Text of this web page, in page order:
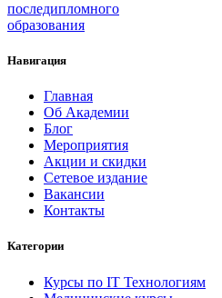
последипломного
образования
Навигация
Главная
Об Академии
Блог
Мероприятия
Акции и скидки
Сетевое издание
Вакансии
Контакты
Категории
Курсы по IT Технологиям